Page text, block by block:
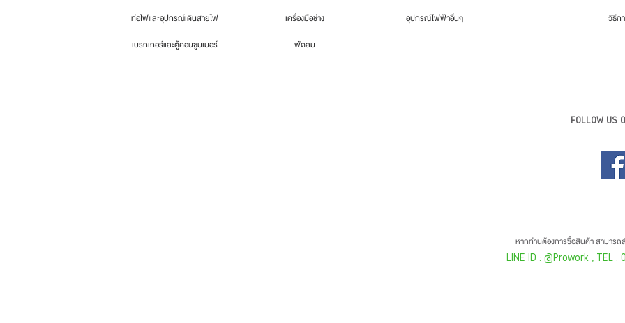
ท่อไฟและอุปกรณ์เดินสายไฟ
เบรกเกอร์และตู้คอนซูมเมอร์
เครื่องมือช่าง
อุปกรณ์ไฟฟ้าอื่นๆ
พัดลม
วิธีก
FOLLOW US
หากท่านต้องการซื้อสินค้า สามาร
LINE ID : @Prowork , TEL :